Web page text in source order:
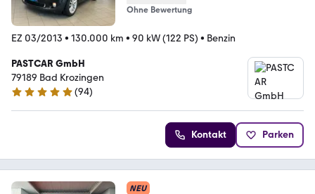
Ohne Bewertung
EZ 03/2013 • 130.000 km • 90 kW (122 PS) • Benzin
PASTCAR GmbH
79189 Bad Krozingen
5 Sterne
(94)
Kontakt Parken
NEU